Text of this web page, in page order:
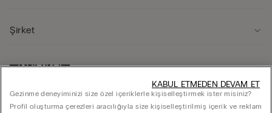
Şi̇rket
Gezinme deneyiminizi size özel içeriklerle kişiselleştirmek ister misiniz?
Profil oluşturma çerezleri aracılığıyla size kişiselleştirilmiş içerik ve reklam
KABUL ETMEDEN DEVAM ET